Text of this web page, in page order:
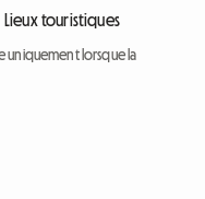
Lieux touristiques
uniquement lorsque la